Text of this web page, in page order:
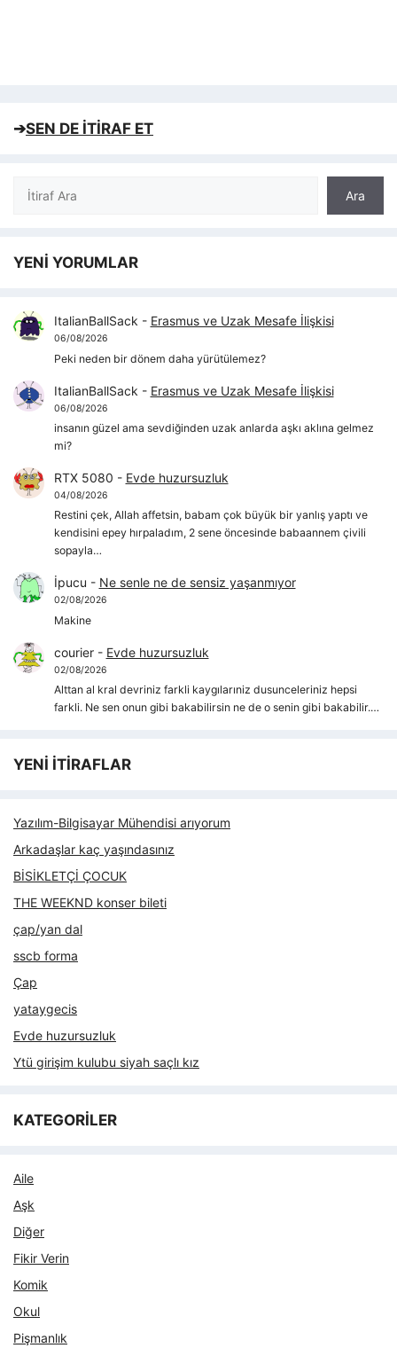
➔SEN DE İTİRAF ET
Ara
Ara
YENİ YORUMLAR
ItalianBallSack - Erasmus ve Uzak Mesafe İlişkisi
06/08/2026
Peki neden bir dönem daha yürütülemez?
ItalianBallSack - Erasmus ve Uzak Mesafe İlişkisi
06/08/2026
insanın güzel ama sevdiğinden uzak anlarda aşkı aklına gelmez
mi?
RTX 5080 - Evde huzursuzluk
04/08/2026
Restini çek, Allah affetsin, babam çok büyük bir yanlış yaptı ve
kendisini epey hırpaladım, 2 sene öncesinde babaannem çivili
sopayla…
İpucu - Ne senle ne de sensiz yaşanmıyor
02/08/2026
Makine
courier- Evde huzursuzluk
02/08/2026
Alttan al kral devriniz farkli kaygılarıniz dusunceleriniz hepsi
farkli. Ne sen onun gibi bakabilirsin ne de o senin gibi bakabilir.…
YENİ İTİRAFLAR
Yazılım-Bilgisayar Mühendisi arıyorum
Arkadaşlar kaç yaşındasınız
BİSİKLETÇİ ÇOCUK
THE WEEKND konser bileti
çap/yan dal
sscb forma
Çap
yataygecis
Evde huzursuzluk
Ytü girişim kulubu siyah saçlı kız
KATEGORİLER
Aile
Aşk
Diğer
Fikir Verin
Komik
Okul
Pişmanlık